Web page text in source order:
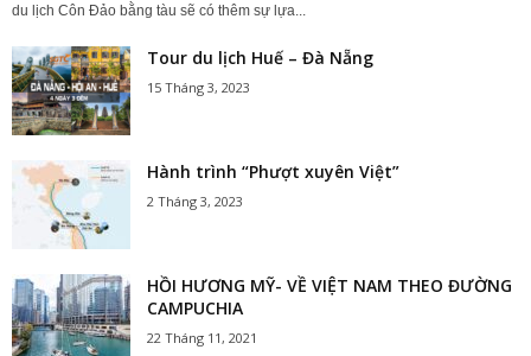
du lịch Côn Đảo bằng tàu sẽ có thêm sự lựa...
Tour du lịch Huế – Đà Nẵng
15 Tháng 3, 2023
Hành trình “Phượt xuyên Việt”
2 Tháng 3, 2023
HỒI HƯƠNG MỸ- VỀ VIỆT NAM THEO ĐƯỜNG
CAMPUCHIA
22 Tháng 11, 2021